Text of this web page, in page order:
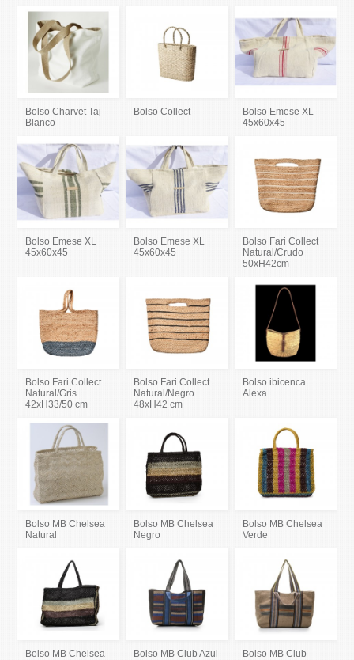
Bolso Charvet Taj
Blanco
Bolso Collect
Bolso Emese XL
45x60x45
Bolso Emese XL
45x60x45
Bolso Emese XL
45x60x45
Bolso Fari Collect
Natural/Crudo
50xH42cm
Bolso Fari Collect
Natural/Gris
42xH33/50 cm
Bolso Fari Collect
Natural/Negro
48xH42 cm
Bolso ibicenca
Alexa
Bolso MB Chelsea
Natural
Bolso MB Chelsea
Negro
Bolso MB Chelsea
Verde
Bolso MB Chelsea
Bolso MB Club Azul
Bolso MB Club